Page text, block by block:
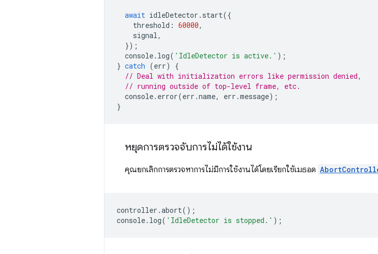
await idleDetector . start({
threshold : 60000,
signal,
});
console. log( 'IdleDetector is active.' );
} catch (err)
{
// Deal with initialization errors like permission denied,
// running outside of top-level frame, etc.
console. error(err .name, err .message);
}
หยุดการตรวจจับการไม่ได้ใช้งาน
คุณยกเลิกการตรวจหาการไม่มีการใช้งานได้โดยเรียกใช้เมธอด
controller .abort();
console. log( 'IdleDetector is stopped.' );